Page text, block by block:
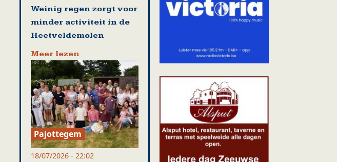
Weinig regen zorgt voor
minder activiteit in de
Heetveldemolen
Meer lezen
Pajottegem
18/07/2026 - 22:02